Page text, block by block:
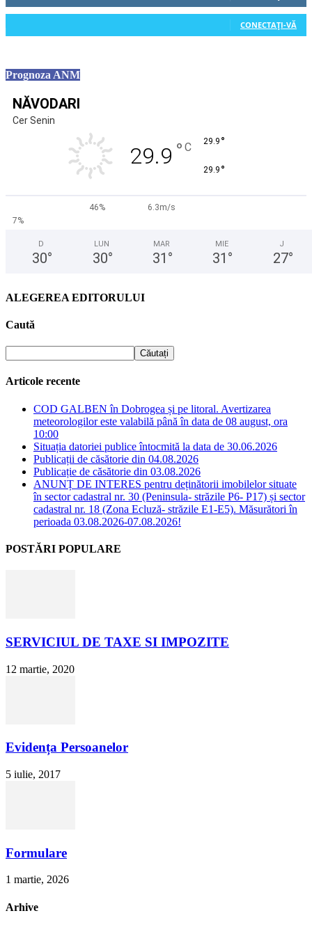
CONECTAȚI-VĂ
Prognoza ANM
NĂVODARI
Cer Senin
29.9 ° C 29.9 °
29.9 °
46%
6.3m/s
7%
D
30°
LUN
30°
MAR
31 °
MIE
31 °
J
27°
ALEGEREA EDITORULUI
Caută
Articole recente
COD GALBEN în Dobrogea și pe litoral. Avertizarea
meteorologilor este valabilă până în data de 08 august, ora
10:00
Situația datoriei publice întocmită la data de 30.06.2026
Publicații de căsătorie din 04.08.2026
Publicație de căsătorie din 03.08.2026
ANUNȚ DE INTERES pentru deținătorii imobilelor situate
în sector cadastral nr. 30 (Peninsula- străzile P6- P17) și sector
cadastral nr. 18 (Zona Ecluză- străzile E1-E5). Măsurători în
perioada 03.08.2026-07.08.2026!
POSTĂRI POPULARE
SERVICIUL DE TAXE SI IMPOZITE
12 martie, 2020
Evidența Persoanelor
5 iulie, 2017
Formulare
1 martie, 2026
Arhive